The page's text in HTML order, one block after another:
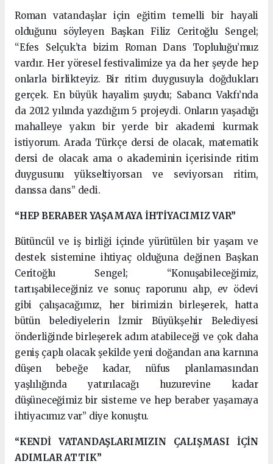
Roman vatandaşlar için eğitim temelli bir hayali
olduğunu söyleyen Başkan Filiz Ceritoğlu Sengel;
“Efes Selçuk’ta bizim Roman Dans Topluluğu’muz
vardır. Her yöresel festivalimize ya da her şeyde hep
onlarla birlikteyiz. Bir ritim duygusuyla doğdukları
gerçek. En büyük hayalim şuydu; Sabancı Vakfı’nda
da 2012 yılında yazdığım 5 projeydi. Onların yaşadığı
mahalleye yakın bir yerde bir akademi kurmak
istiyorum. Arada Türkçe dersi de olacak, matematik
dersi de olacak ama o akademinin içerisinde ritim
duygusunu yükseltiyorsan ve seviyorsan ritim,
danssa dans” dedi.
“HEP BERABER YAŞAMAYA İHTİYACIMIZ VAR”
Bütüncül ve iş birliği içinde yürütülen bir yaşam ve
destek sistemine ihtiyaç olduğuna değinen Başkan
Ceritoğlu Sengel; “Konuşabileceğimiz,
tartışabileceğiniz ve sonuç raporunu alıp, ev ödevi
gibi çalışacağımız, her birimizin birleşerek, hatta
bütün belediyelerin İzmir Büyükşehir Belediyesi
önderliğinde birleşerek adım atabileceği ve çok daha
geniş çaplı olacak şekilde yeni doğandan ana karnına
düşen bebeğe kadar, nüfus planlamasından
yaşlılığında yatırılacağı huzurevine kadar
düşüneceğimiz bir sisteme ve hep beraber yaşamaya
ihtiyacımız var” diye konuştu.
“KENDİ VATANDAŞLARIMIZIN ÇALIŞMASI İÇİN
ADIMLAR ATTIK”